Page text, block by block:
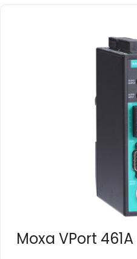
Moxa VPort 461A